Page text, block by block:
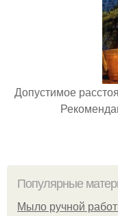
Допустимое
Популярные
Мыло ручной